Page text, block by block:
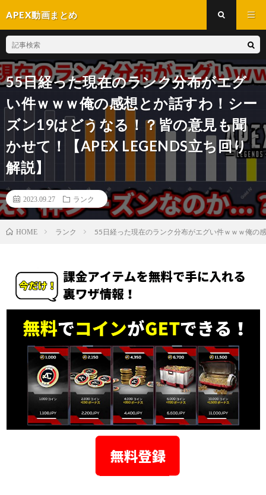
APEX動画まとめ
55日経った現在のランク分布がエグ
い件ｗｗｗ俺の感想とか話すわ！シー
ズン19はどうなる！？皆の意見も聞
かせて！【APEX LEGENDS立ち回り
解説】
2023.09.27 ランク
HOME ランク 55日経った現在のランク分布がエグい件ｗｗｗ俺の